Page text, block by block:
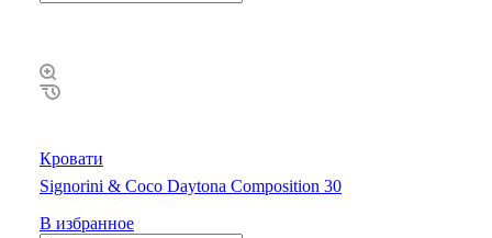
Кровати
Signorini & Coco Daytona Composition 30
В избранное